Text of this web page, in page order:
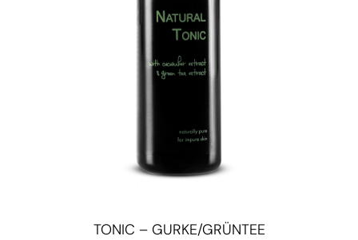
TONIC – GURKE/GRÜNTEE